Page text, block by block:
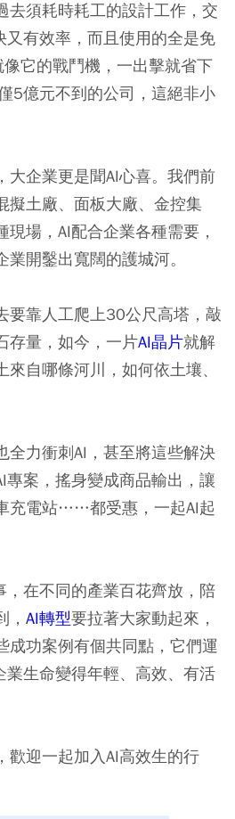
去須耗時耗工的設計工作，交
又有效率，而且使用的全是免
它的戰鬥機，一出擊就省下
5億元不到的公司，這絕非小
大企業更是聞AI心喜。我們前
擬土廠、面板大廠、金控集
場，AI配合企業各種需要，
開鑿出寬闊的護城河。
要靠人工爬上30公尺高塔，敲
存量，如今，一片AI晶片就解
自哪條河川，如何依土壤、
全力衝刺AI，甚至將這些解決
專案，搖身變成商品輸出，讓
充電站……都受惠，一起AI起
，在不同的產業百花齊放，陪
AI轉型要拉著大家動起來，
成功案例有個共同點，它們運
業生命變得年輕、高效、有活
歡迎一起加入AI高效生的行